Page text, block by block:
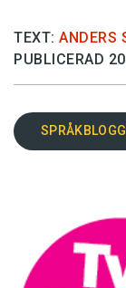
TEXT: ANDERS
PUBLICERAD